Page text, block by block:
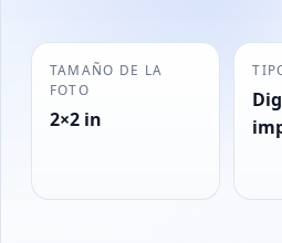
TAMAÑO DE LA
FOTO
2×2 in